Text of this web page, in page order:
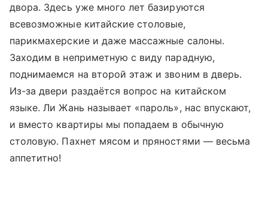
двора. Здесь уже много лет базируются
всевозможные китайские столовые,
парикмахерские и даже массажные салоны.
Заходим в неприметную с виду парадную,
поднимаемся на второй этаж и звоним в дверь.
Из-за двери раздаётся вопрос на китайском
языке. Ли Жань называет «пароль», нас впускают,
и вместо квартиры мы попадаем в обычную
столовую. Пахнет мясом и пряностями — весьма
аппетитно!